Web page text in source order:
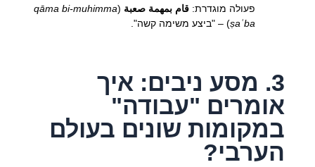
פעולה מוגדרת: قام بمهمة صعبة (
qāma bi-muhimma
ṣaʿba) – "ביצע משימה קשה".
3. מסע ניבים: איך
אומרים "עבודה"
במקומות שונים בעולם
הערבי?